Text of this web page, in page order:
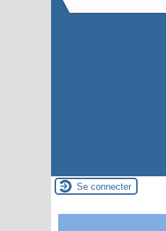
Se connecter